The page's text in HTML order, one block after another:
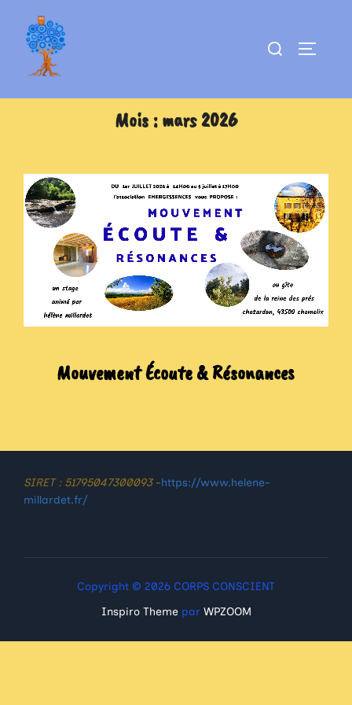
contenu
Rechercher :
Mois :mars 2026
Mouvement Écoute & Résonances
SIRET : 51795047300093-https://www.helene-
millardet.fr/
Copyright © 2026 CORPS CONSCIENT
Inspiro Themepar WPZOOM